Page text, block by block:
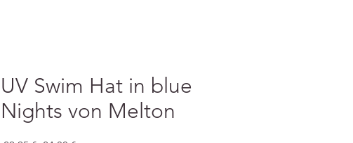
UV Swim Hat in blue
Nights von Melton